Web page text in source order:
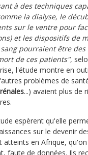
à des techniques
la dialyse, le
sur le ventre pour
et les dispositifs de
pourraient être
de ces patients",
l'étude montre en
problèmes de
...) avaient plus de
espèrent qu'elle
sur le devenir
atteints en Afrique,
faute de données. Ils